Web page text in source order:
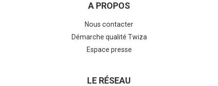
A PROPOS
Nous contacter
Démarche qualité Twiza
Espace presse
LE RÉSEAU